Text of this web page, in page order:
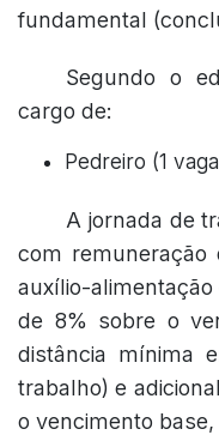
fundamental
Segundo o
cargo de:
Pedreiro (1
A jornada de
com remuneração
auxílio-
de 8% sobre o
distância mínima
trabalho) e
o vencimento base,